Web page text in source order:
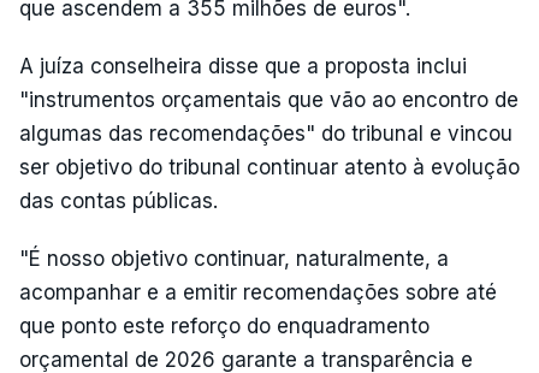
que ascendem a 355 milhões de euros".
A juíza conselheira disse que a proposta inclui
"instrumentos orçamentais que vão ao encontro de
algumas das recomendações" do tribunal e vincou
ser objetivo do tribunal continuar atento à evolução
das contas públicas.
"É nosso objetivo continuar, naturalmente, a
acompanhar e a emitir recomendações sobre até
que ponto este reforço do enquadramento
orçamental de 2026 garante a transparência e